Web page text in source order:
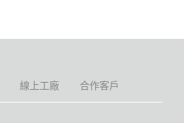
線上工廠 合作客戶